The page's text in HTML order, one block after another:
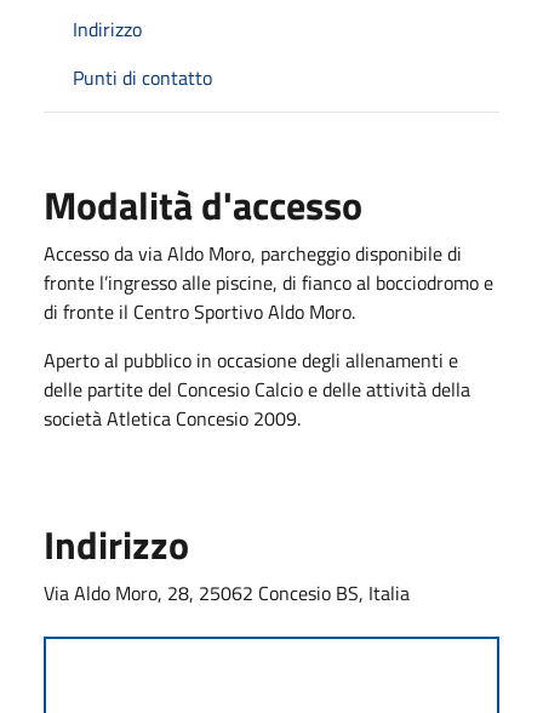
Indirizzo
Punti di contatto
Modalità d'accesso
Accesso da via Aldo Moro, parcheggio disponibile di
fronte l’ingresso alle piscine, di fianco al bocciodromo e
di fronte il Centro Sportivo Aldo Moro.
Aperto al pubblico in occasione degli allenamenti e
delle partite del Concesio Calcio e delle attività della
società Atletica Concesio 2009.
Indirizzo
Via Aldo Moro, 28, 25062 Concesio BS, Italia